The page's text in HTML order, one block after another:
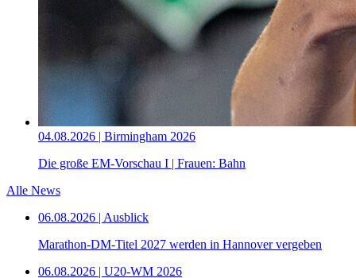
04.08.2026 | Birmingham 2026
Die große EM-Vorschau I | Frauen: Bahn
Alle News
06.08.2026 | Ausblick
Marathon-DM-Titel 2027 werden in Hannover vergeben
06.08.2026 | U20-WM 2026